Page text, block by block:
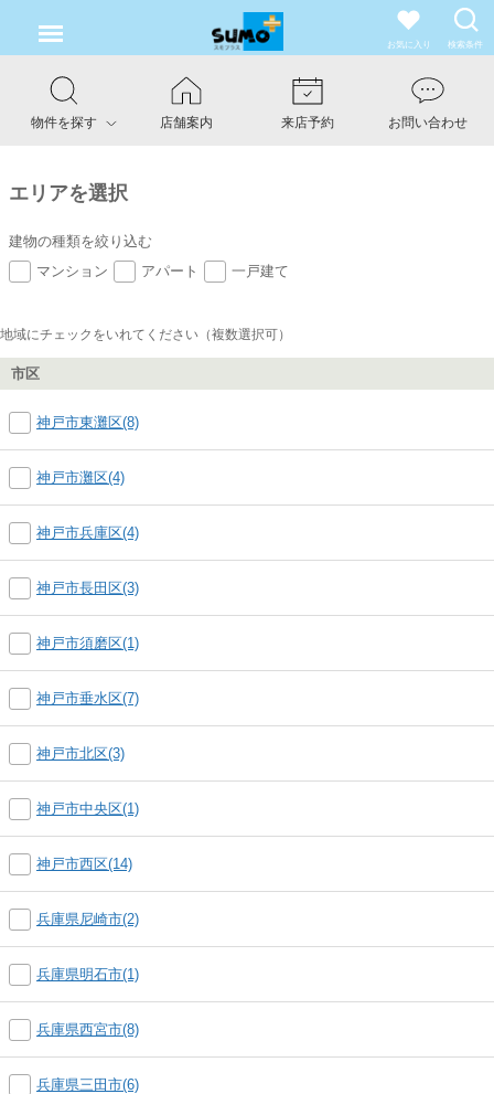
お気に入り 検索条件
物件を探す 店舗案内 来店予約 お問い合わせ
エリアを選択
建物の種類を絞り込む
マンション
アパート 一戸建て
地域にチェックをいれてください（複数選択可）
市区
神戸市東灘区(8)
神戸市灘区(4)
神戸市兵庫区(4)
神戸市長田区(3)
神戸市須磨区(1)
神戸市垂水区(7)
神戸市北区(3)
神戸市中央区(1)
神戸市西区(14)
兵庫県尼崎市(2)
兵庫県明石市(1)
兵庫県西宮市(8)
兵庫県三田市(6)